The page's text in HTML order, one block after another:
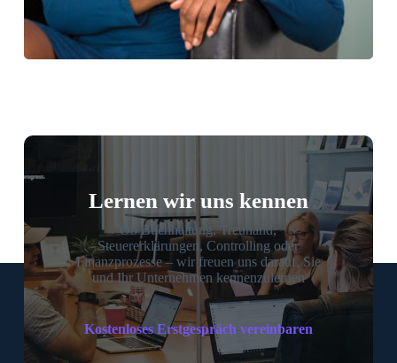
Lernen wir uns kennen
Ob Buchhaltung, Treuhand,
Steuererklärungen, Controlling oder
Finanzprozesse – wir freuen uns darauf, Sie
und Ihr Unternehmen kennenzulernen
Kostenloses Erstgespräch vereinbaren